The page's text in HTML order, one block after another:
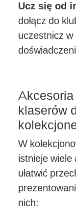
Ucz się od
dołącz do
uczestnicz
klaserów
W
istnieje
ułatwić
nich: